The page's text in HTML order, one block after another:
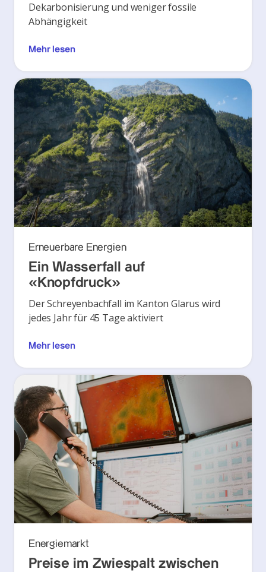
Dekarbonisierung und weniger fossile
Abhängigkeit
Mehr lesen
Erneuerbare Energien
Ein Wasserfall auf
«Knopfdruck»
Der Schreyenbachfall im Kanton Glarus wird
jedes Jahr für 45 Tage aktiviert
Mehr lesen
Energiemarkt
Preise im Zwiespalt zwischen